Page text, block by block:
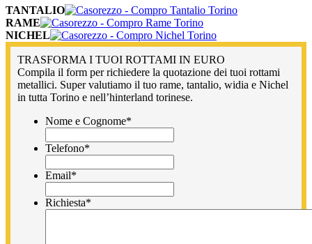
TANTALIO
RAME
NICHEL
TRASFORMA I TUOI ROTTAMI IN EURO
Compila il form per richiedere la quotazione dei tuoi rottami
metallici. Super valutiamo il tuo rame, tantalio, widia e Nichel
in tutta Torino e nell’hinterland torinese.
Nome e Cognome*
Telefono*
Email*
Richiesta*